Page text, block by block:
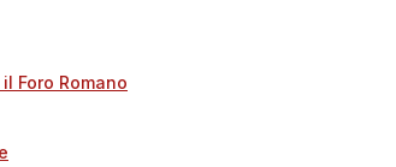
Foro Romano